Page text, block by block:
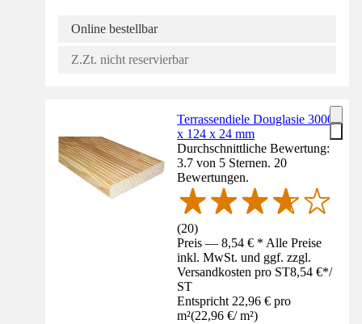
Online bestellbar
Z.Zt. nicht reservierbar
Terrassendiele Douglasie 3000
x 124 x 24 mm
Durchschnittliche Bewertung:
3.7 von 5 Sternen. 20
Bewertungen.
(20)
Preis — 8,54 € * Alle Preise
inkl. MwSt. und ggf. zzgl.
Versandkosten pro ST8,54 €*/
ST
Entspricht 22,96 € pro
m²(22,96 €/ m²)